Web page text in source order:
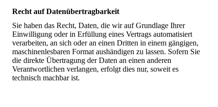
Recht auf Datenübertragbarkeit
Sie haben das Recht, Daten, die wir auf Grundlage Ihrer
Einwilligung oder in Erfüllung eines Vertrags automatisiert
verarbeiten, an sich oder an einen Dritten in einem gängigen,
maschinenlesbaren Format aushändigen zu lassen. Sofern Sie
die direkte Übertragung der Daten an einen anderen
Verantwortlichen verlangen, erfolgt dies nur, soweit es
technisch machbar ist.